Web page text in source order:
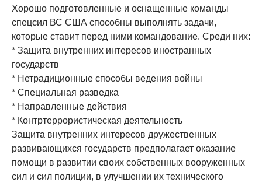
Хорошо подготовленные и оснащенные команды
спецсил ВС США способны выполнять задачи,
которые ставит перед ними командование. Среди них:
* Защита внутренних интересов иностранных
государств
* Нетрадиционные способы ведения войны
* Специальная разведка
* Направленные действия
* Контртеррористическая деятельность
Защита внутренних интересов дружественных
развивающихся государств предполагает оказание
помощи в развитии своих собственных вооруженных
сил и сил полиции, в улучшении их технического